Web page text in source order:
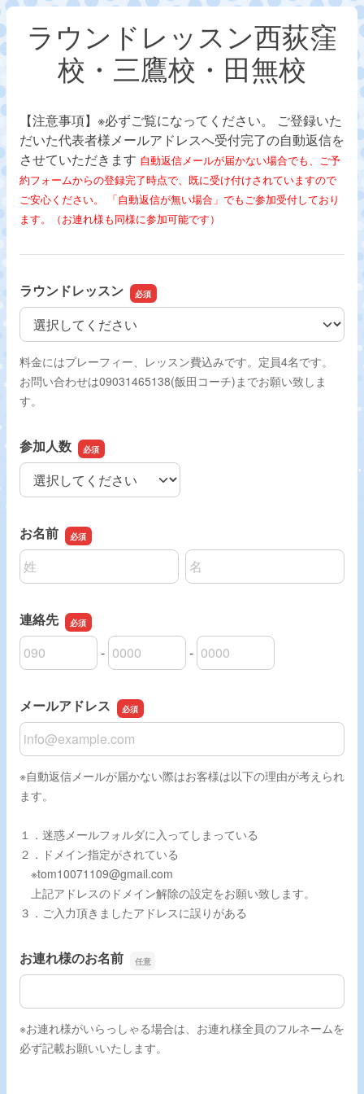
ラウンドレッスン西荻窪
校・三鷹校・田無校
【注意事項】※必ずご覧になってください。 ご登録いた
だいた代表者様メールアドレスへ受付完了の自動返信を
させていただきます 自動返信メールが届かない場合でも、ご予
約フォームからの登録完了時点で、既に受け付けされていますので
ご安心ください。 「自動返信が無い場合」でもご参加受付しており
ます。（お連れ様も同様に参加可能です）
ラウンドレッスン
ラウンドレッスン
料金にはプレーフィー、レッスン費込みです。定員4名です。
お問い合わせは09031465138(飯田コーチ)までお願い致しま
す。
参加人数
参加人数
お名前
名前の姓
名前の名
連絡先
連絡先の市外局番
-
連絡先の市内局番 -
連絡先の加入者番号
メールアドレス
メールアドレス
※自動返信メールが届かない際はお客様は以下の理由が考えられ
ます。
１．迷惑メールフォルダに入ってしまっている
２．ドメイン指定がされている
※tom10071109@gmail.com
上記アドレスのドメイン解除の設定をお願い致します。
３．ご入力頂きましたアドレスに誤りがある
お連れ様のお名前
お連れ様のお名前
※お連れ様がいらっしゃる場合は、お連れ様全員のフルネームを
必ず記載お願いいたします。